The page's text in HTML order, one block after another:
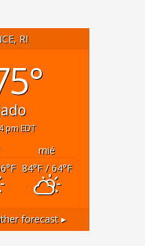
RI
pm EDT
mié
°F 84°F/ 64°F
forecast ▸